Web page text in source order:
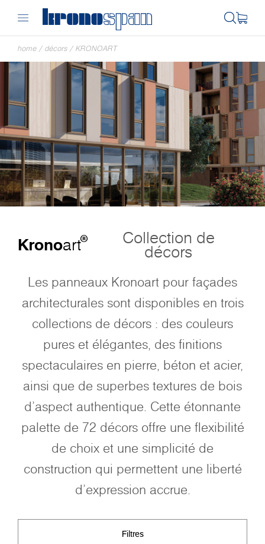
home / décors / KRONOART
Kronoart® Collection de
décors
Les panneaux Kronoart pour façades
architecturales sont disponibles en trois
collections de décors : des couleurs
pures et élégantes, des finitions
spectaculaires en pierre, béton et acier,
ainsi que de superbes textures de bois
d'aspect authentique. Cette étonnante
palette de 72 décors offre une flexibilité
de choix et une simplicité de
construction qui permettent une liberté
d'expression accrue.
Filtres